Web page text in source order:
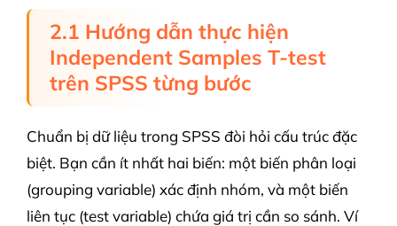
2.1 Hướng dẫn thực hiện
Independent Samples T-test
trên SPSS từng bước
Chuẩn bị dữ liệu trong SPSS đòi hỏi cấu trúc đặc
biệt. Bạn cần ít nhất hai biến: một biến phân loại
(grouping variable) xác định nhóm, và một biến
liên tục (test variable) chứa giá trị cần so sánh. Ví